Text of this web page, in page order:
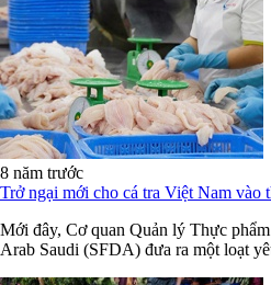
8 năm trước
Trở ngại mới cho cá tra Việt Nam vào
Mới đây, Cơ quan Quản lý Thực
Arab Saudi (SFDA) đưa ra một loạt